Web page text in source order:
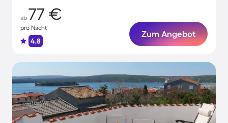
ab 77 €
pro Nacht
4.8
Zum Angebot